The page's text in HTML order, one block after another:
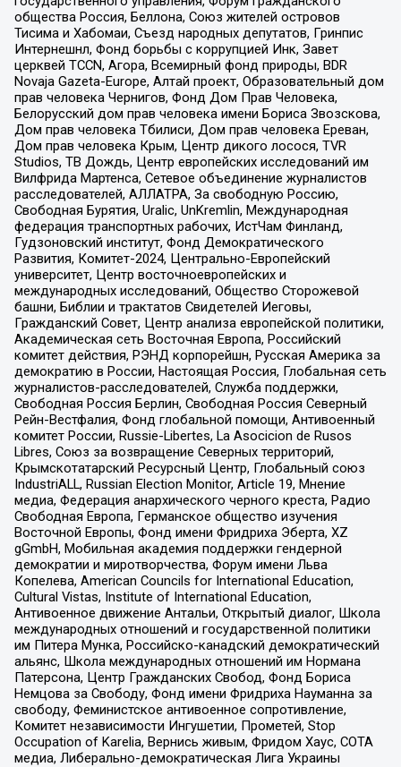
общества Россия, Беллона, Союз жителей островов
Тисима и Хабомаи, Съезд народных депутатов, Гринпис
Интернешнл, Фонд борьбы с коррупцией Инк, Завет
церквей TCCN, Агора, Всемирный фонд природы, BDR
Novaja Gazeta-Europe, Алтай проект, Образовательный дом
прав человека Чернигов, Фонд Дом Прав Человека,
Белорусский дом прав человека имени Бориса Звозскова,
Дом прав человека Тбилиси, Дом прав человека Ереван,
Дом прав человека Крым, Центр дикого лосося, TVR
Studios, ТВ Дождь, Центр европейских исследований им
Вилфрида Мартенса, Сетевое объединение журналистов
расследователей, АЛЛАТРА, За свободную Россию,
Свободная Бурятия, Uralic, UnKremlin, Международная
федерация транспортных рабочих, ИстЧам Финланд,
Гудзоновский институт, Фонд Демократического
Развития, Комитет-2024, Центрально-Европейский
университет, Центр восточноевропейских и
международных исследований, Общество Сторожевой
башни, Библии и трактатов Свидетелей Иеговы,
Гражданский Совет, Центр анализа европейской политики,
Академическая сеть Восточная Европа, Российский
комитет действия, РЭНД корпорейшн, Русская Америка за
демократию в России, Настоящая Россия, Глобальная сеть
журналистов-расследователей, Служба поддержки,
Свободная Россия Берлин, Свободная Россия Северный
Рейн-Вестфалия, Фонд глобальной помощи, Антивоенный
комитет России, Russie-Libertes, La Asocicion de Rusos
Libres, Союз за возвращение Северных территорий,
Крымскотатарский Ресурсный Центр, Глобальный союз
IndustriALL, Russian Election Monitor, Article 19, Мнение
медиа, Федерация анархического черного креста, Радио
Свободная Европа, Германское общество изучения
Восточной Европы, Фонд имени Фридриха Эберта, XZ
gGmbH, Мобильная академия поддержки гендерной
демократии и миротворчества, Форум имени Льва
Копелева, American Councils for International Education,
Cultural Vistas, Institute of International Education,
Антивоенное движение Антальи, Открытый диалог, Школа
международных отношений и государственной политики
им Питера Мунка, Российско-канадский демократический
альянс, Школа международных отношений им Нормана
Патерсона, Центр Гражданских Свобод, Фонд Бориса
Немцова за Свободу, Фонд имени Фридриха Науманна за
свободу, Феминистское антивоенное сопротивление,
Комитет независимости Ингушетии, Прометей, Stop
Occupation of Karelia, Вернись живым, Фридом Хаус, СОТА
медиа, Либерально-демократическая Лига Украины